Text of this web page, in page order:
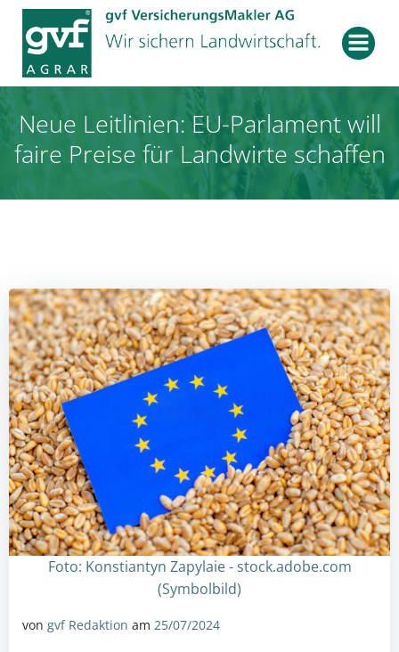
Zum
Inhalt
springen
Neue Leitlinien: EU-Parlament will
faire Preise für Landwirte schaffen
Foto: Konstiantyn Zapylaie - stock.adobe.com
(Symbolbild)
von gvf Redaktion am 25/07/2024